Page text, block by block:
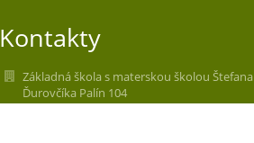
Kontakty
Základná škola s materskou školou Štefana
Ďurovčíka Palín 104